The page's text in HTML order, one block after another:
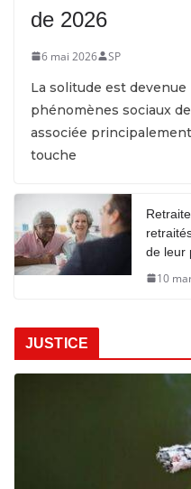
de 2026
6 mai 2026 SP
La solitude est devenue
phénomènes sociaux
associée
touche
de leur
10
JUSTICE